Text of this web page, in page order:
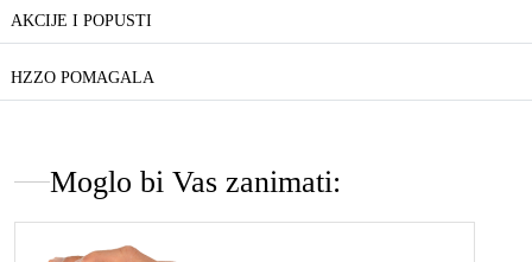
AKCIJE I POPUSTI
HZZO POMAGALA
Moglo bi Vas zanimati: